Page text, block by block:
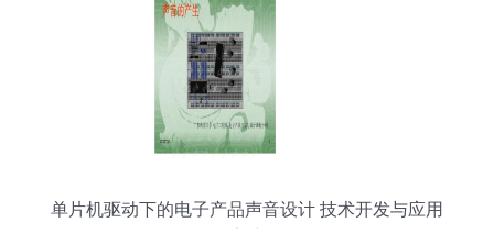
单片机驱动下的电子产品声音设计 技术开发与应用